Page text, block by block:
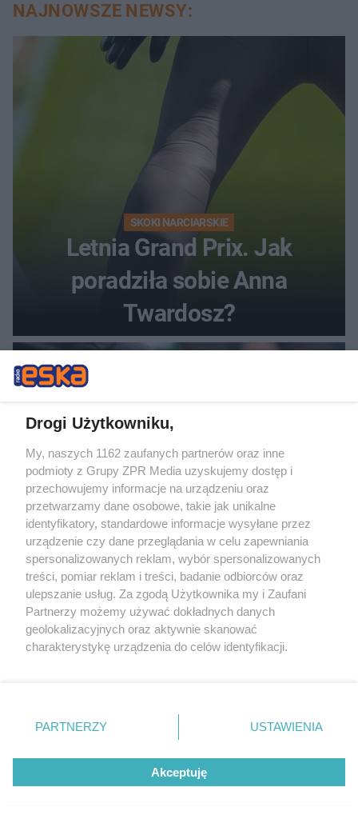
NAJNOWSZE NEWSY:
SKOKI NARCIARSKIE
Letnia Grand Prix. Jak
poradziła sobie Anna
Twardosz?
PIŁKA NOŻNA
Górnik Zabrze pewnie
wygrywa z Radomiakiem.
Dwa gole Petera Gonzaleza
Drogi Użytkowniku,
My, naszych 1162 zaufanych partnerów oraz inne
podmioty z Grupy ZPR Media uzyskujemy dostęp i
przechowujemy informacje na urządzeniu oraz
przetwarzamy dane osobowe, takie jak unikalne
identyfikatory, standardowe informacje wysyłane przez
urządzenie czy dane przeglądania w celu zapewniania
spersonalizowanych reklam, wybór spersonalizowanych
treści, pomiar reklam i treści, badanie odbiorców oraz
ulepszanie usług. Za zgodą Użytkownika my i Zaufani
Partnerzy możemy używać dokładnych danych
geolokalizacyjnych oraz aktywnie skanować
charakterystykę urządzenia do celów identyfikacji.
zmienić/wycofać klikając przycisk ustawień prywatności
znajdujący się w lewym dolnym rogu strony
rodzaje przetwarzania danych nie wymagają zgody
użytkownika, ale masz prawo sprzeciwić się takiemu
przetwarzaniu. Preferencje będą miały zastosowanie tylko
PARTNERZY USTAWIENIA
Akceptuję